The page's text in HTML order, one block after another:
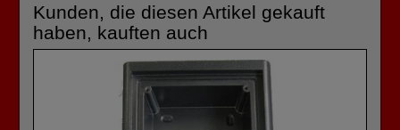
Kunden, die diesen Artikel gekauft
haben, kauften auch